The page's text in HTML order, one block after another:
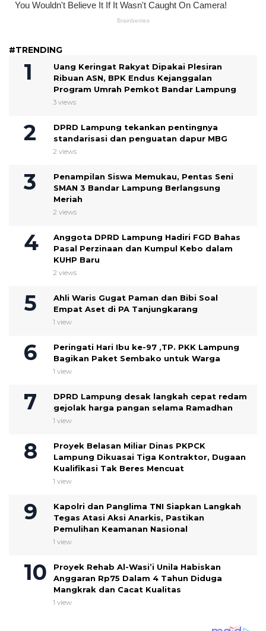
#TRENDING
Uang Keringat Rakyat Dipakai Plesiran
Ribuan ASN, BPK Endus Kejanggalan
Program Umrah Pemkot Bandar Lampung
3 views
DPRD Lampung tekankan pentingnya
standarisasi dan penguatan dapur MBG
2 views
Penampilan Siswa Memukau, Pentas Seni
SMAN 3 Bandar Lampung Berlangsung
Meriah
2 views
Anggota DPRD Lampung Hadiri FGD Bahas
Pasal Perzinaan dan Kumpul Kebo dalam
KUHP Baru
2 views
Ahli Waris Gugat Paman dan Bibi Soal
Empat Aset di PA Tanjungkarang
1 view
Peringati Hari Ibu ke-97 ,TP. PKK Lampung
Bagikan Paket Sembako untuk Warga
1 view
DPRD Lampung desak langkah cepat redam
gejolak harga pangan selama Ramadhan
1 view
Proyek Belasan Miliar Dinas PKPCK
Lampung Dikuasai Tiga Kontraktor, Dugaan
Kualifikasi Tak Beres Mencuat
1 view
Kapolri dan Panglima TNI Siapkan Langkah
Tegas Atasi Aksi Anarkis, Pastikan
Pemulihan Keamanan Nasional
1 view
Proyek Rehab Al-Wasi’i Unila Habiskan
Anggaran Rp75 Dalam 4 Tahun Diduga
Mangkrak dan Cacat Kualitas
1 view